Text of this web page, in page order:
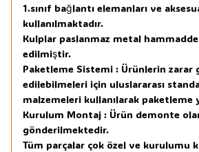
1.sınıf bağlantı elemanları ve
kullanılmaktadır.
Kulplar paslanmaz metal
edilmiştir.
Paketleme Sistemi : Ürünlerin zarar
edilebilmeleri için uluslararası
malzemeleri kullanılarak paketleme
Kurulum Montaj : Ürün demonte
gönderilmektedir.
Tüm parçalar çok özel ve kurulumu